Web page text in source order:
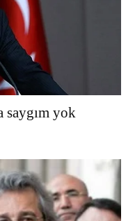
saygım yok